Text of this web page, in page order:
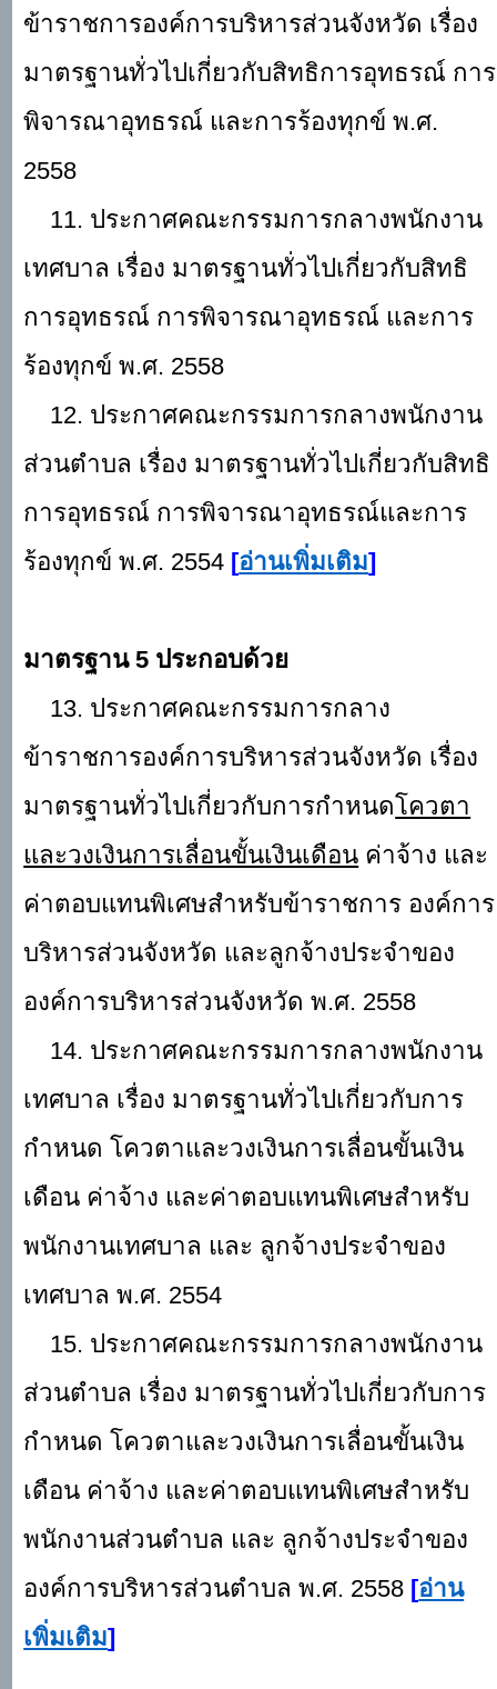
ข้าราชการองค์การบริหารส่วนจังหวัด เรื่อง
มาตรฐานทั่วไปเกี่ยวกับสิทธิการอุทธรณ์ การ
พิจารณาอุทธรณ์ และการร้องทุกข์ พ.ศ.
2558
11. ประกาศคณะกรรมการกลางพนักงาน
เทศบาล เรื่อง มาตรฐานทั่วไปเกี่ยวกับสิทธิ
การอุทธรณ์ การพิจารณาอุทธรณ์ และการ
ร้องทุกข์ พ.ศ. 2558
12. ประกาศคณะกรรมการกลางพนักงาน
ส่วนตำบล เรื่อง มาตรฐานทั่วไปเกี่ยวกับสิทธิ
การอุทธรณ์ การพิจารณาอุทธรณ์และการ
ร้องทุกข์ พ.ศ. 2554 [อ่านเพิ่มเติม]
มาตรฐาน5 ประกอบด้วย
13. ประกาศคณะกรรมการกลาง
ข้าราชการองค์การบริหารส่วนจังหวัด เรื่อง
มาตรฐานทั่วไปเกี่ยวกับการกำหนดโควตา
และวงเงินการเลื่อนขั้นเงินเดือน ค่าจ้าง และ
ค่าตอบแทนพิเศษสำหรับข้าราชการ องค์การ
บริหารส่วนจังหวัด และลูกจ้างประจำของ
องค์การบริหารส่วนจังหวัด พ.ศ. 2558
14. ประกาศคณะกรรมการกลางพนักงาน
เทศบาล เรื่อง มาตรฐานทั่วไปเกี่ยวกับการ
กำหนด โควตาและวงเงินการเลื่อนขั้นเงิน
เดือน ค่าจ้าง และค่าตอบแทนพิเศษสำหรับ
พนักงานเทศบาล และ ลูกจ้างประจำของ
เทศบาล พ.ศ. 2554
15. ประกาศคณะกรรมการกลางพนักงาน
ส่วนตำบล เรื่อง มาตรฐานทั่วไปเกี่ยวกับการ
กำหนด โควตาและวงเงินการเลื่อนขั้นเงิน
เดือน ค่าจ้าง และค่าตอบแทนพิเศษสำหรับ
พนักงานส่วนตำบล และ ลูกจ้างประจำของ
องค์การบริหารส่วนตำบล พ.ศ. 2558 [อ่าน
เพิ่มเติม]